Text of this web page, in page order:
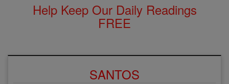
Help Keep Our Daily Readings
FREE
SANTOS